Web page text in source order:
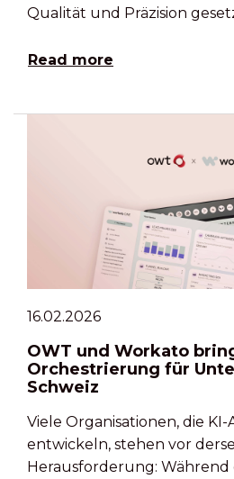
Qualität und Präzision
Read more
16.02.2026
OWT und Workato
Orchestrierung für
Schweiz
Viele Organisationen, die
entwickeln, stehen vor
Herausforderung: Während